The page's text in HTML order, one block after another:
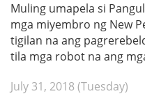
Muling umapela si
mga miyembro ng New
tigilan na ang
tila mga robot na ang
July 31, 2018 (Tuesday)